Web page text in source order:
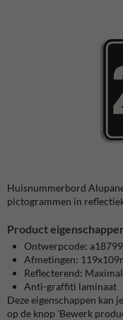
Huisnummerbord
pictogrammen in
Product
Ontwerpcode: a18799
Afmetingen:
Reflecterend:
Anti-graffiti laminaat
Deze eigenschappen kan
op de knop 'Bewerk